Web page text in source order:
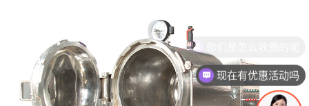
现在有优惠活动吗